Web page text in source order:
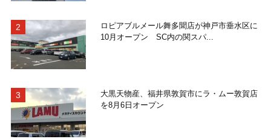
ロピアブルメール舞多聞店が神戸市垂水区に
10月オープン SC内の関スパ...
大黒天物産、福井県敦賀市にラ・ムー敦賀店
を8月6日オープン